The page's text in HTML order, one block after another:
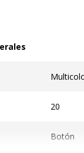
20
Botón